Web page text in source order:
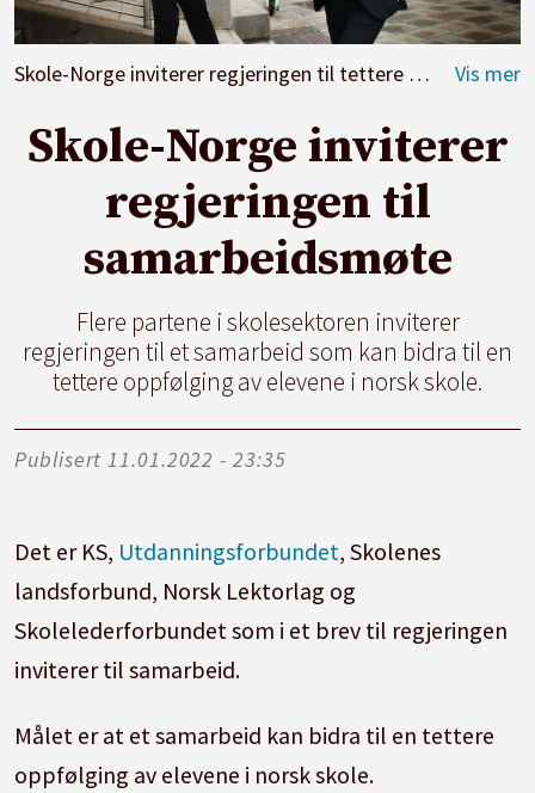
Skole-Norge inviterer regjeringen til tettere samarbeid. Her ved Steffen Handal, leder i Utdanningsforbundet og Tor Arne Gangsø, direktør i KS.
Skole-Norge inviterer
regjeringen til
samarbeidsmøte
Flere partene i skolesektoren inviterer
regjeringen til et samarbeid som kan bidra til en
tettere oppfølging av elevene i norsk skole.
Publisert 11.01.2022 - 23:35
Det er KS, Utdanningsforbundet,Skolenes
landsforbund, Norsk Lektorlag og
Skolelederforbundet som i et brev til regjeringen
inviterer til samarbeid.
Målet er at et samarbeid kan bidra til en tettere
oppfølging av elevene i norskskole.